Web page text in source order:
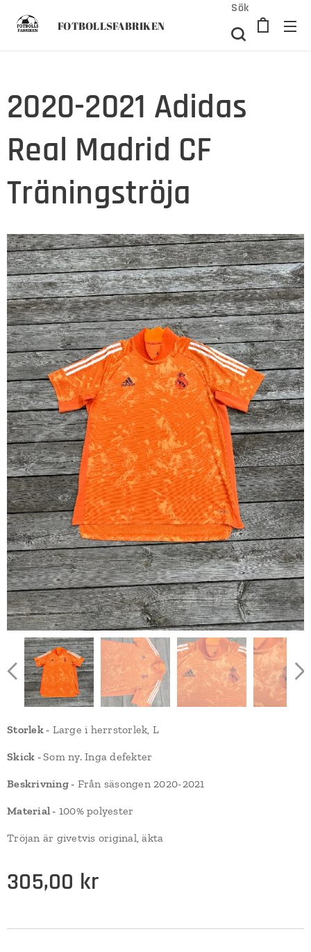
FOTBOLLSFABRIKEN
Sök
2020-2021 Adidas
Real Madrid CF
Träningströja
Storlek - Large i herrstorlek, L
Skick - Som ny. Inga defekter
Beskrivning - Från säsongen 2020-2021
Material - 100% polyester
Tröjan är givetvis original, äkta
305,00 kr